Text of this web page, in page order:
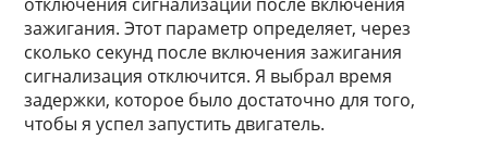
зажигания. Этот параметр определяет, через
сколько секунд после включения зажигания
сигнализация отключится. Я выбрал время
задержки, которое было достаточно для того,
чтобы я успел запустить двигатель.